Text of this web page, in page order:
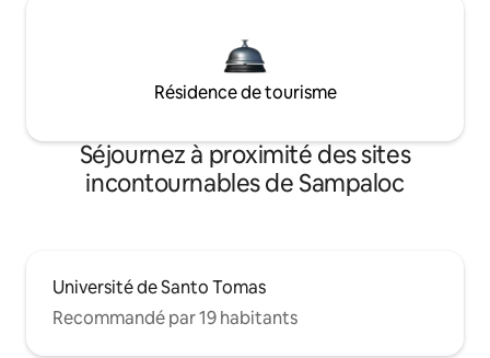
Résidence de tourisme
Séjournez à proximité des sites
incontournables de Sampaloc
Université de Santo Tomas
Recommandé par 19 habitants